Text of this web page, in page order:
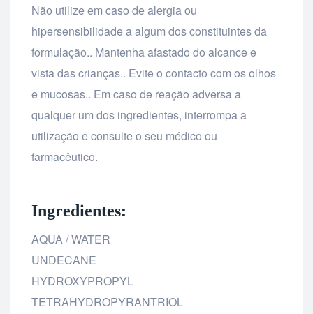
Não utilize em caso de alergia ou
hipersensibilidade a algum dos constituintes da
formulação.. Mantenha afastado do alcance e
vista das crianças.. Evite o contacto com os olhos
e mucosas.. Em caso de reação adversa a
qualquer um dos ingredientes, interrompa a
utilização e consulte o seu médico ou
farmacêutico.
Ingredientes:
AQUA / WATER
UNDECANE
HYDROXYPROPYL
TETRAHYDROPYRANTRIOL